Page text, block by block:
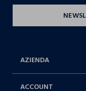
AZIENDA
ACCOUNT